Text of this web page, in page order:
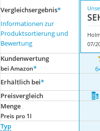
Vergleichsergebnis*
Informationen zur
Produktsortierung und
Bewertung
07/
Kundenwertung
bei Amazon*
Erhältlich bei*
Preis­vergleich
Menge
Preis pro 1l
Typ